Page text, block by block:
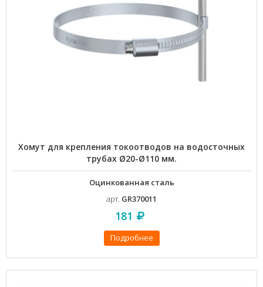
Хомут для крепления токоотводов на водосточных
трубах Ø20-Ø110 мм.
Оцинкованная сталь
арт. GR370011
181
Подробнее